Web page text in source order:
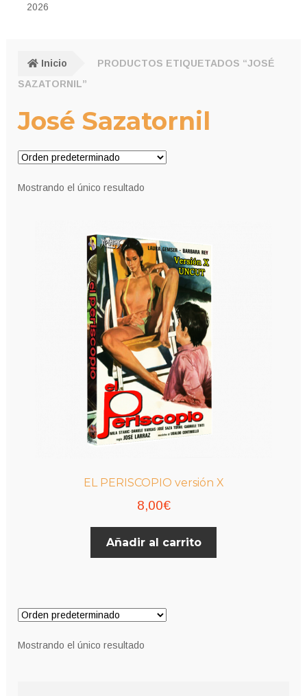
2026
Inicio
PRODUCTOS ETIQUETADOS “JOSÉ
SAZATORNIL”
José Sazatornil
Mostrando el único resultado
EL PERISCOPIO versión X
8,00€
Añadir al carrito
Mostrando el único resultado